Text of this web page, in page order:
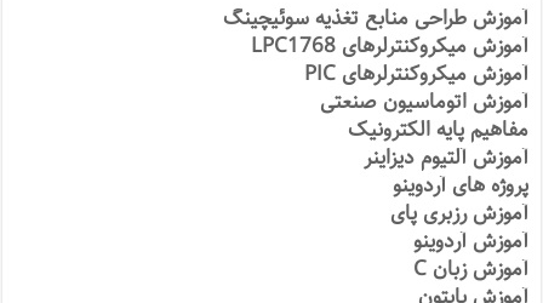
آموزش طراحی منابع تغذیه سوئیچینگ
آموزش میکروکنترلرهای LPC1768
آموزش میکروکنترلرهای PIC
آموزش اتوماسیون صنعتی
مفاهیم پایه الکترونیک
آموزش آلتیوم دیزاینر
پروژه های آردوینو
آموزش رزبری پای
آموزش آردوینو
آموزش زبان C